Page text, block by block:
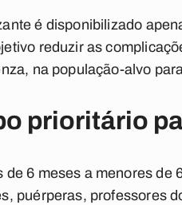
é disponibilizado
reduzir as
na população-alvo
prioritário
de 6 meses a menores de
puérperas, professores